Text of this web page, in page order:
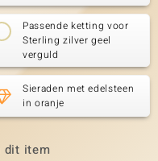
Passende ketting voor
Sterling zilver geel
verguld
Sieraden met edelsteen
in oranje
dit item